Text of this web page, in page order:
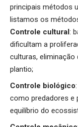
principais métodos
listamos os
Controle cultural :
dificultam a
culturas, eliminação
plantio;
Controle biológico
como predadores e
equilíbrio do